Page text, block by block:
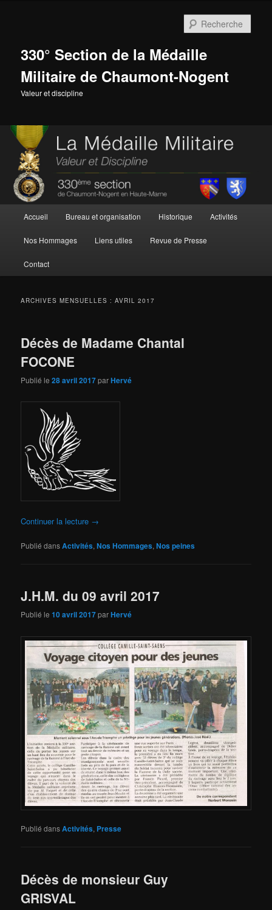
330° Section de la Médaille
Militaire de Chaumont-Nogent
Valeur et discipline
principal
Accueil Bureau et organisation Historique Activités
Nos Hommages Liens utiles Revue de Presse
Contact
ARCHIVES MENSUELLES :AVRIL 2017
Décès de Madame Chantal
FOCONE
Publié le28 avril 2017parHervé
Continuer la lecture →
Publié dansActivités,Nos Hommages,Nos peines
J.H.M. du 09 avril 2017
Publié le10 avril 2017parHervé
Publié dansActivités, Presse
Décès de monsieur Guy
GRISVAL